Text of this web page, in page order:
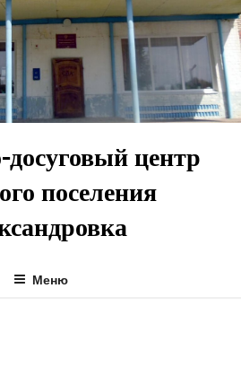
центр
поселения
Меню